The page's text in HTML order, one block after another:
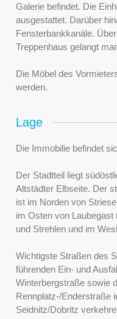
Galerie befindet. Die
ausgestattet. Darüber
Fensterbankkanäle.
Treppenhaus gelangt
Die Möbel des
werden.
Lage
Die Immobilie befindet
Der Stadtteil liegt
Altstädter Elbseite. Der
ist im Norden von
im Osten von Laubegast
und Strehlen und im
Wichtigste Straßen des
führenden Ein- und
Winterbergstraße sowie
Rennplatz-/Enderstraße
Seidnitz/Dobritz